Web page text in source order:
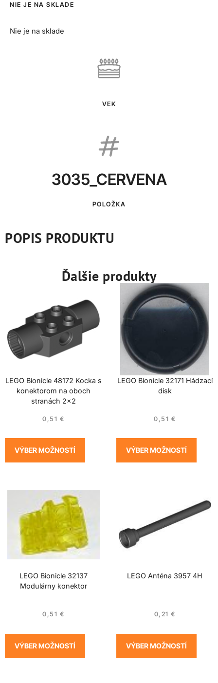
NIE JE NA SKLADE
Nie je na sklade
VEK
3035_CERVENA
POLOŽKA
POPIS PRODUKTU
Ďalšie produkty
LEGO Bionicle 48172 Kocka s
konektorom na oboch
stranách 2×2
0,51 €
VÝBER MOŽNOSTÍ
LEGO Bionicle 32171 Hádzací
disk
0,51 €
VÝBER MOŽNOSTÍ
LEGO Bionicle 32137
Modulárny konektor
0,51 €
VÝBER MOŽNOSTÍ
LEGO Anténa 3957 4H
0,21 €
VÝBER MOŽNOSTÍ